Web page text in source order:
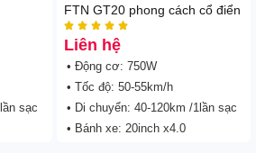
sạc
FTN GT20 phong cách cổ điển
    
Liên hệ
• Động cơ: 750W
• Tốc độ: 50-55km/h
• Di chuyển: 40-120km /1lần sạc
• Bánh xe: 20inch x4.0